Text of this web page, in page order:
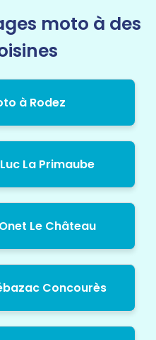
moto à des
à Rodez
La Primaube
Le Château
Concourès